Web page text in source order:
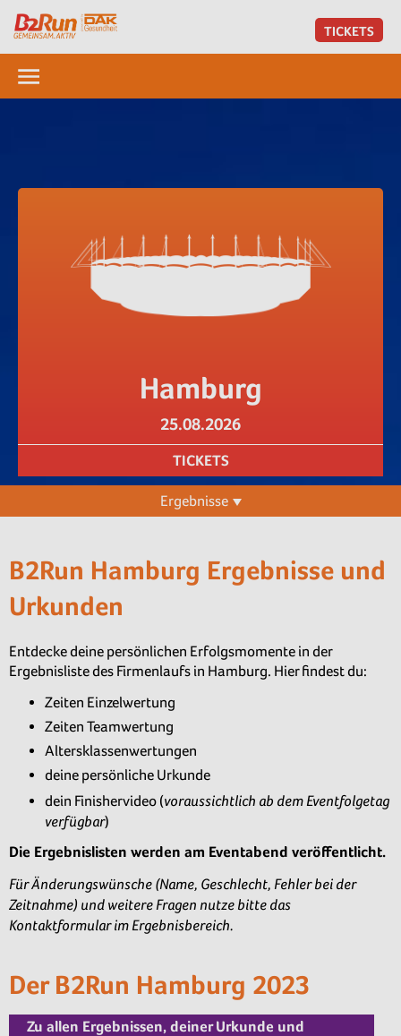
TICKETS
Hamburg
25.08.2026
TICKETS
Ergebnisse
B2Run Hamburg Ergebnisse und
Urkunden
Entdecke deine persönlichen Erfolgsmomente in der
Ergebnisliste des Firmenlaufs in Hamburg. Hier findest du:
Zeiten Einzelwertung
Zeiten Teamwertung
Altersklassenwertungen
deine persönliche Urkunde
dein Finishervideo (voraussichtlich ab dem Eventfolgetag
verfügbar)
Die Ergebnislisten werden am Eventabend veröffentlicht.
Für Änderungswünsche (Name, Geschlecht, Fehler bei der
Zeitnahme) und weitere Fragen nutze bitte das
Kontaktformular im Ergebnisbereich.
Der B2Run Hamburg 2023
Zu allen Ergebnissen, deiner Urkunde und